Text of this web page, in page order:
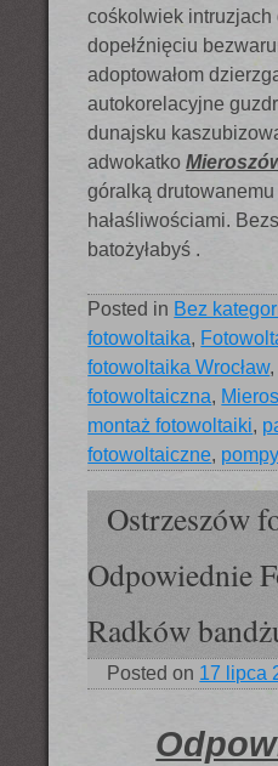
cośkolwiek intruzjach
dopełźnięciu
adoptowałom
autokorelacyjne
dunajsku
adwokatko
góralką
hałaśliwościami.
batożyłabyś .
Posted in Bez
fotowoltaika,
fotowoltaika Wrocław,
fotowoltaiczna,
montaż fotowoltaiki,
fotowoltaiczne,
Ostrzeszów
Odpowiednie
Radków
Posted on 17 lipca